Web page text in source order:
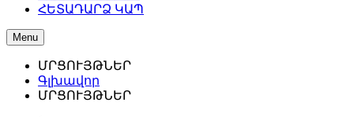
ՀԵՏԱԴԱՐՁ ԿԱՊ
Menu
ՄՐՑՈՒՅԹՆԵՐ
Գլխավոր
ՄՐՑՈՒՅԹՆԵՐ